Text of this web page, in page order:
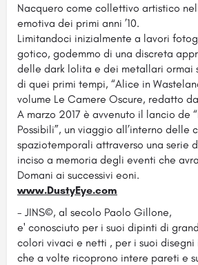
Nacquero come collettivo artistico
emotiva dei primi anni ’10.
Limitandoci inizialmente a lavori
gotico, godemmo di una discreta
delle dark lolita e dei metallari ormai
di quei primi tempi, “Alice in
volume Le Camere Oscure, redatto
A marzo 2017 è avvenuto il lancio de
Possibili”, un viaggio all’interno delle
spaziotemporali attraverso una serie
inciso a memoria degli eventi che
Domani ai successivi eoni.
www.DustyEye.com
- JINS©, al secolo Paolo Gillone,
e' conosciuto per i suoi dipinti di
colori vivaci e netti , per i suoi disegni
che a volte ricoprono intere pareti e